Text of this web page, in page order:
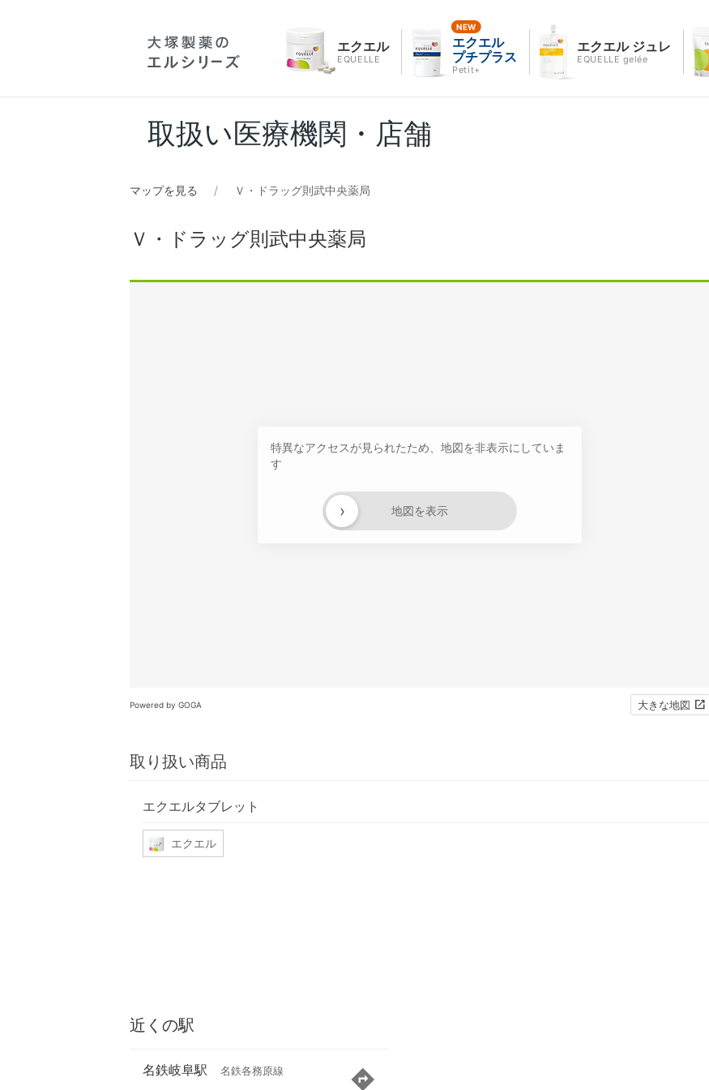
エクエル
EQUELLE
エクエル
プチプラス
Petit+
エクエル ジュレ
EQUELLE gelée
取扱い医療機関・店舗
マップを見る Ｖ・ドラッグ則武中央薬局
Ｖ・ドラッグ則武中央薬局
特異なアクセスが見られたため、地図を非表示にしていま
す
地図を表示
›
Powered by GOGA 大きな地図
取り扱い商品
エクエルタブレット
エクエル
近くの駅
名鉄岐阜駅 名鉄各務原線